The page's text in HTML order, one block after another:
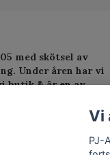
med skötsel av
Under åren har vi
butik & är en av
Vi
PJ-